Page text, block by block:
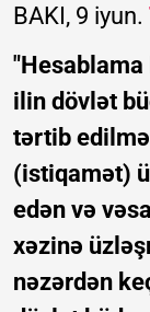
BAKI, 9 iyun.
ilin dövlət
tərtib
(istiqamət)
edən və
xəzinə
nəzərdən